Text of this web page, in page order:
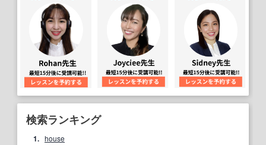
検索ランキング
1. house